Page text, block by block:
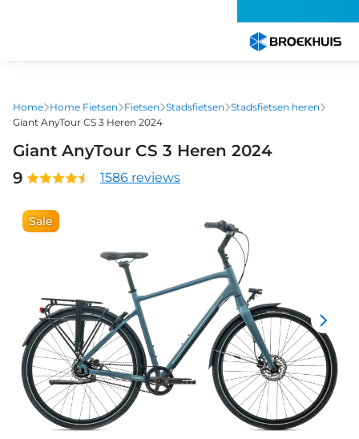
gaan
Home Home Fietsen Fietsen Stadsfietsen Stadsfietsen heren
Giant AnyTour CS 3 Heren 2024
Giant AnyTour CS 3 Heren 2024
9
1586 reviews
Sale